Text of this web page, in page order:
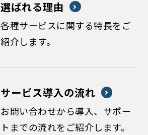
選ばれる理由
各種サービスに関する特長をご
紹介します。
サービス導入の流れ
お問い合わせから導入、サポー
トまでの流れをご紹介します。